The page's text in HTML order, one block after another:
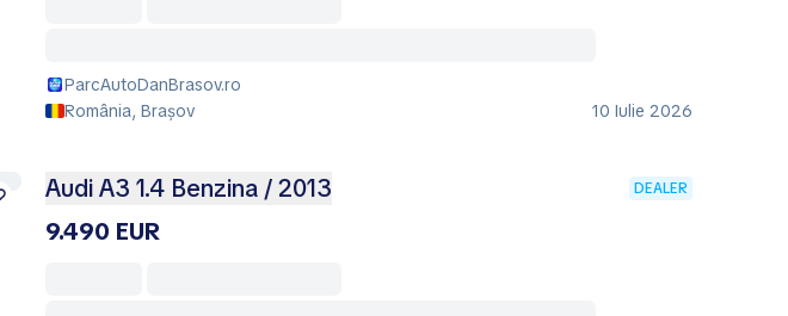
ParcAutoDanBrasov.ro
România, Brașov
10 Iulie 2026
Audi A3 1.4 Benzina / 2013 DEALER
9.490 EUR